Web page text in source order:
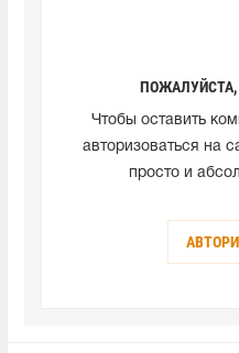
ПОЖАЛУЙСТА,
Чтобы оставить
авторизоваться на
просто и